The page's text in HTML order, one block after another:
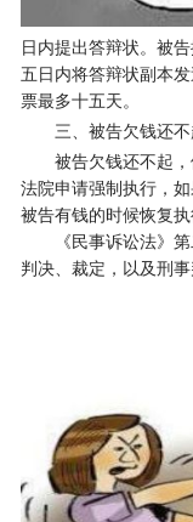
日内提出答辩状。被
五日内将答辩状副本
票最多十五天。
三、被告欠钱还不
被告欠钱还不起，
法院申请强制执行，
被告有钱的时候恢复执
《民事诉讼法》第
判决、裁定，以及刑